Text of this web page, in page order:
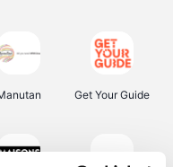
Get Your Guide